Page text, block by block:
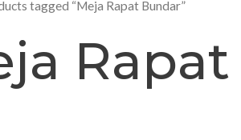
tagged “Meja Rapat Bundar”